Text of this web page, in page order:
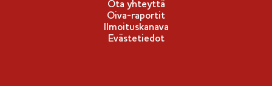
i
Ota yhteyttä
Oiva-raportit
Ilmoituskanava
Evästetiedot